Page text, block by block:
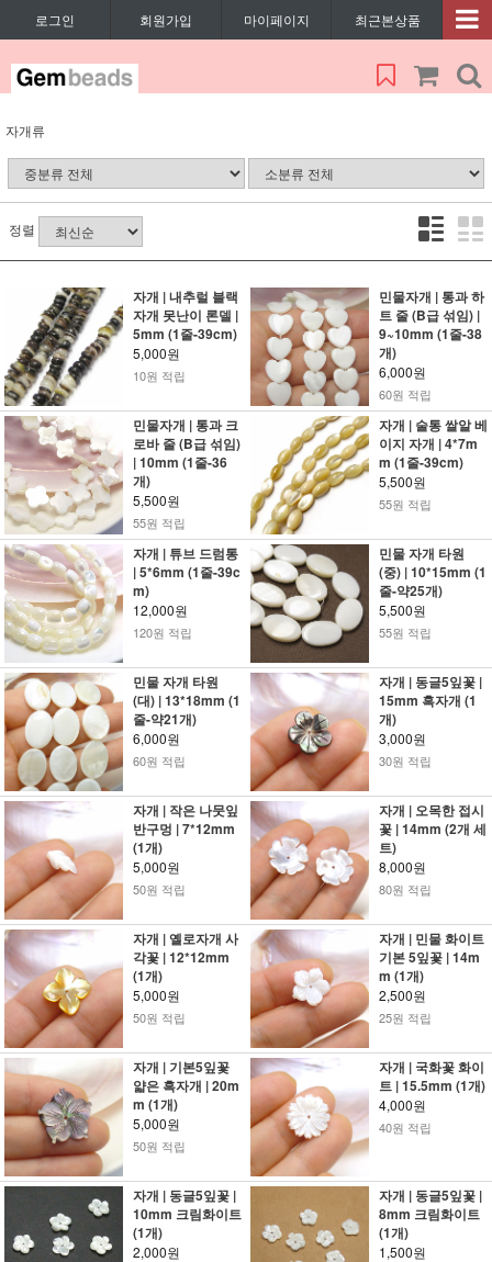
로그인 회원가입 마이페이지 최근본상품
자개류
정렬
자개 | 내추럴 블랙
자개 못난이 론델 |
5mm (1줄-39cm)
5,000원
10원 적립
민물자개 | 통과 하
트 줄 (B급 섞임) |
9~10mm (1줄-38
개)
6,000원
60원 적립
민물자개 | 통과 크
로바 줄 (B급 섞임)
| 10mm (1줄-36
개)
5,500원
55원 적립
자개 | 술통 쌀알 베
이지 자개 | 4*7m
m (1줄-39cm)
5,500원
55원 적립
자개 | 튜브 드럼통
| 5*6mm (1줄-39c
m)
12,000원
120원 적립
민물 자개 타원
(중) | 10*15mm (1
줄-약25개)
5,500원
55원 적립
민물 자개 타원
(대) | 13*18mm (1
줄-약21개)
6,000원
60원 적립
자개 | 동글5잎꽃 |
15mm 흑자개 (1
개)
3,000원
30원 적립
자개 | 작은 나뭇잎
반구멍 | 7*12mm
(1개)
5,000원
50원 적립
자개 | 오목한 접시
꽃 | 14mm (2개 세
트)
8,000원
80원 적립
자개 | 옐로자개 사
각꽃 | 12*12mm
(1개)
5,000원
50원 적립
자개 | 민물 화이트
기본 5잎꽃 | 14m
m (1개)
2,500원
25원 적립
자개 | 기본5잎꽃
얇은 흑자개 | 20m
m (1개)
5,000원
50원 적립
자개 | 국화꽃 화이
트 | 15.5mm (1개)
4,000원
40원 적립
자개 | 동글5잎꽃 |
10mm 크림화이트
(1개)
2,000원
자개 | 동글5잎꽃 |
8mm 크림화이트
(1개)
1,500원